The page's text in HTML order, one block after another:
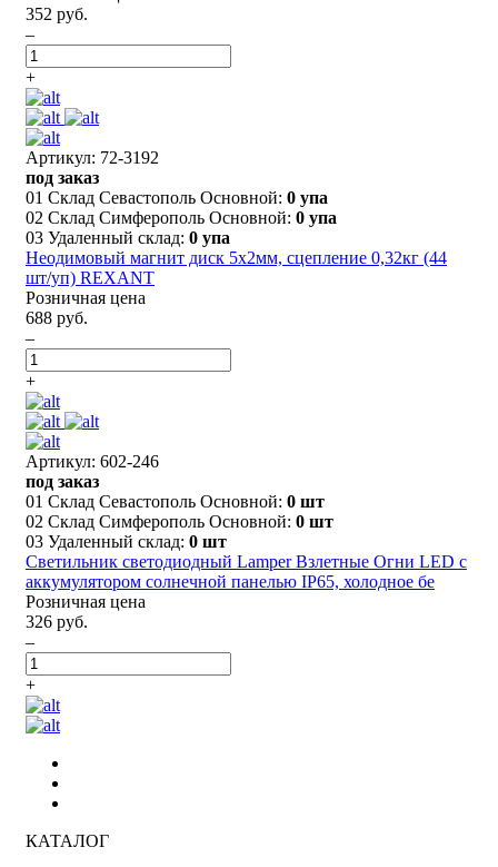
352 руб.
–
+
Артикул: 72-3192
под заказ
01 Склад Севастополь Основной: 0 упа
02 Склад Симферополь Основной: 0 упа
03 Удаленный склад: 0 упа
Неодимовый магнит диск 5х2мм, сцепление 0,32кг (44
шт/уп) REXANT
Розничная цена
688 руб.
–
+
Артикул: 602-246
под заказ
01 Склад Севастополь Основной: 0 шт
02 Склад Симферополь Основной: 0 шт
03 Удаленный склад: 0 шт
Светильник светодиодный Lamper Взлетные Огни LED с
аккумулятором солнечной панелью IP65, холодное бе
Розничная цена
326 руб.
–
+
КАТАЛОГ